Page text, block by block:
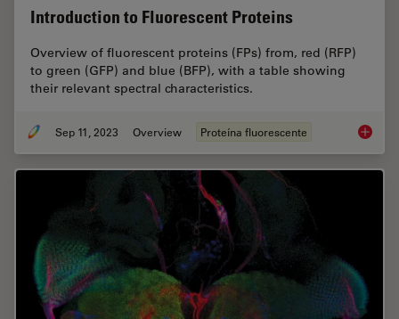
Introduction to Fluorescent Proteins
Overview of fluorescent proteins (FPs) from, red (RFP)
to green (GFP) and blue (BFP), with a table showing
their relevant spectral characteristics.
Sep 11, 2023 Overview Proteína fluorescente